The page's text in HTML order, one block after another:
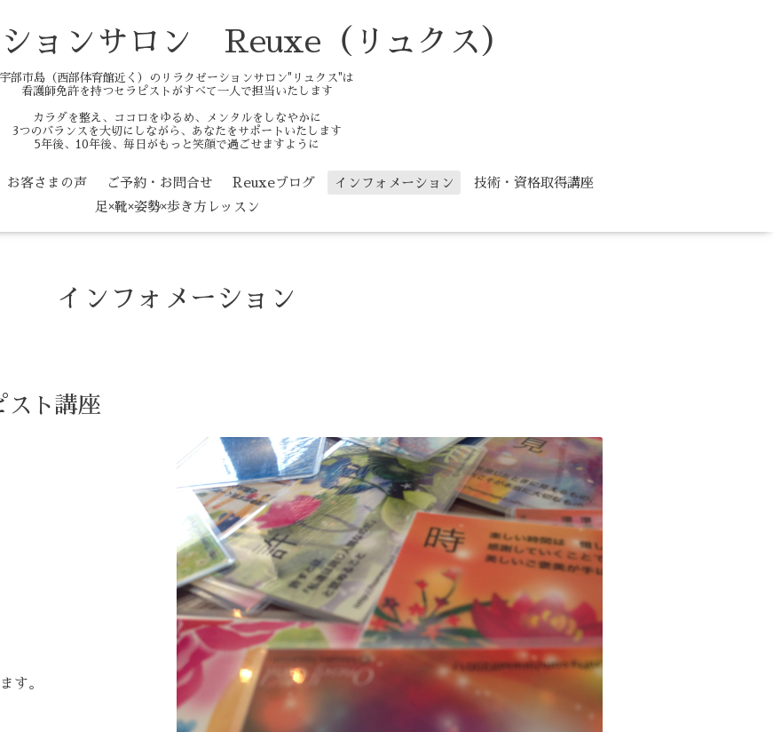
ションサロン Reuxe（リュクス）
宇部市島（西部体育館近く）のリラクゼーションサロン"リュクス"は
看護師免許を持つセラピストがすべて一人で担当いたします
カラダを整え、ココロをゆるめ、メンタルをしなやかに
3つのバランスを大切にしながら、あなたをサポートいたします
5年後、10年後、毎日がもっと笑顔で過ごせますように
お客さまの声 ご予約・お問合せ Reuxeブログ インフォメーション
技術・資格取得講座
足×靴×姿勢×歩き方レッスン
インフォメーション
スト講座
す。